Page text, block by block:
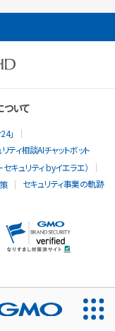
ついて
」
ティ相談AIチャットボット
キュリティ byイエラエ）
セキュリティ事業の軌跡
品質向上とトラフィッ